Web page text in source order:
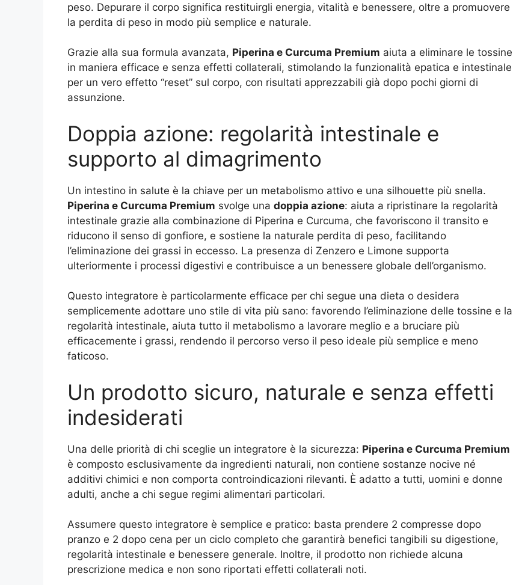
peso. Depurare il corpo significa restituirgli energia, vitalità e benessere, oltre a promuovere
la perdita di peso in modo più semplice e naturale.
Grazie alla sua formula avanzata, Piperina e Curcuma Premium aiuta a eliminare le tossine
in maniera efficace e senza effetti collaterali, stimolando la funzionalità epatica e intestinale
per un vero effetto “reset” sul corpo, con risultati apprezzabili già dopo pochi giorni di
assunzione.
Doppia azione: regolarità intestinale e
supporto al dimagrimento
Un intestino in salute è la chiave per un metabolismo attivo e una silhouette più snella.
Piperina e Curcuma Premium svolge una doppia azione: aiuta a ripristinare la regolarità
intestinale grazie alla combinazione di Piperina e Curcuma, che favoriscono il transito e
riducono il senso di gonfiore, e sostiene la naturale perdita di peso, facilitando
l’eliminazione dei grassi in eccesso. La presenza di Zenzero e Limone supporta
ulteriormente i processi digestivi e contribuisce a un benessere globale dell’organismo.
Questo integratore è particolarmente efficace per chi segue una dieta o desidera
semplicemente adottare uno stile di vita più sano: favorendo l’eliminazione delle tossine e la
regolarità intestinale, aiuta tutto il metabolismo a lavorare meglio e a bruciare più
efficacemente i grassi, rendendo il percorso verso il peso ideale più semplice e meno
faticoso.
Un prodotto sicuro, naturale e senza effetti
indesiderati
Una delle priorità di chi sceglie un integratore è la sicurezza: Piperina e Curcuma Premium
è composto esclusivamente da ingredienti naturali, non contiene sostanze nocive né
additivi chimici e non comporta controindicazioni rilevanti. È adatto a tutti, uomini e donne
adulti, anche a chi segue regimi alimentari particolari.
Assumere questo integratore è semplice e pratico: basta prendere 2 compresse dopo
pranzo e 2 dopo cena per un ciclo completo che garantirà benefici tangibili su digestione,
regolarità intestinale e benessere generale. Inoltre, il prodotto non richiede alcuna
prescrizione medica e non sono riportati effetti collaterali noti.